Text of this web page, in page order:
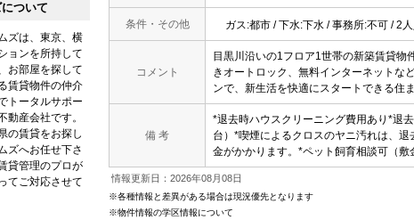
条件・その他 ガス:都市 / 下水:下水 / 事務所:不可 / 2
コメント
目黒川沿いの1フロア1世帯の新築賃貸物
きオートロック、無料インターネットな
ンで、新生活を快適にスタートできる住ま
備 考
*退去時ハウスクリーニング費用あり*退
台）*喫煙によるクロスのヤニ汚れは、
金がかかります。*ペット飼育相談可（敷
情報更新日：2026年08月08日
※各種情報と差異がある場合は現況優先となります
※物件情報の学区情報について
ついて
ズは、東京、横
ョンを所持して
お部屋を探して
賃貸物件の仲介
トータルサポー
動産会社です。
の賃貸をお探し
ズへお任せ下さ
貸管理のプロが
てご対応させて